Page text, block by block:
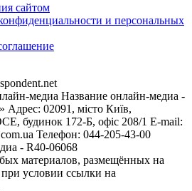
сайтом
и персональных
медиа Название онлайн-медиа -
Адрес: 02091, місто Київ,
будинок 172-Б, офіс 208/1 E-mail:
Телефон: 044-205-43-00
- R40-06068
материалов, размещённых на
при условии ссылки на